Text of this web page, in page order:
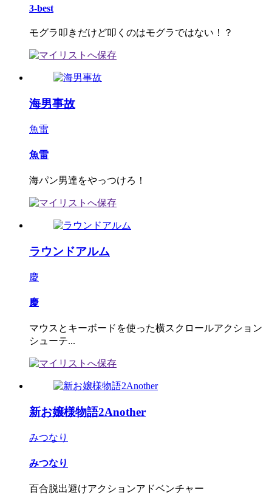
3-best
モグラ叩きだけど叩くのはモグラではない！？
海男事故
魚雷
魚雷
海パン男達をやっつけろ！
ラウンドアルム
慶
慶
マウスとキーボードを使った横スクロールアクション
シューテ...
新お嬢様物語2Another
みつなり
みつなり
百合脱出避けアクションアドベンチャー